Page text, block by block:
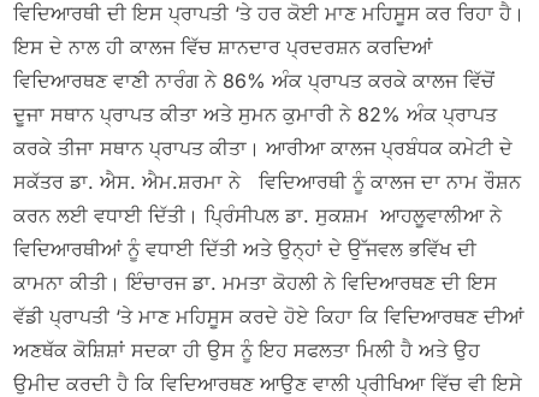
ਵਿਦਿਆਰਥੀ ਦੀ ਇਸ ਪ੍ਰਾਪਤੀ ‘ਤੇ ਹਰ ਕੋਈ ਮਾਣ ਮਹਿਸੂਸ ਕਰ ਰਿਹਾ ਹੈ।
ਇਸ ਦੇ ਨਾਲ ਹੀ ਕਾਲਜ ਵਿੱਚ ਸ਼ਾਨਦਾਰ ਪ੍ਰਦਰਸ਼ਨ ਕਰਦਿਆਂ
ਵਿਦਿਆਰਥਣ ਵਾਣੀ ਨਾਰੰਗ ਨੇ 86% ਅੰਕ ਪ੍ਰਾਪਤ ਕਰਕੇ ਕਾਲਜ ਵਿੱਚੋਂ
ਦੂਜਾ ਸਥਾਨ ਪ੍ਰਾਪਤ ਕੀਤਾ ਅਤੇ ਸੁਮਨ ਕੁਮਾਰੀ ਨੇ 82% ਅੰਕ ਪ੍ਰਾਪਤ
ਕਰਕੇ ਤੀਜਾ ਸਥਾਨ ਪ੍ਰਾਪਤ ਕੀਤਾ। ਆਰੀਆ ਕਾਲਜ ਪ੍ਰਬੰਧਕ ਕਮੇਟੀ ਦੇ
ਸਕੱਤਰ ਡਾ. ਐਸ. ਐਮ.ਸ਼ਰਮਾ ਨੇ ਵਿਦਿਆਰਥੀ ਨੂੰ ਕਾਲਜ ਦਾ ਨਾਮ ਰੌਸ਼ਨ
ਕਰਨ ਲਈ ਵਧਾਈ ਦਿੱਤੀ। ਪ੍ਰਿੰਸੀਪਲ ਡਾ. ਸੁਕਸ਼ਮ ਆਹਲੂਵਾਲੀਆ ਨੇ
ਵਿਦਿਆਰਥੀਆਂ ਨੂੰ ਵਧਾਈ ਦਿੱਤੀ ਅਤੇ ਉਨ੍ਹਾਂ ਦੇ ਉੱਜਵਲ ਭਵਿੱਖ ਦੀ
ਕਾਮਨਾ ਕੀਤੀ। ਇੰਚਾਰਜ ਡਾ. ਮਮਤਾ ਕੋਹਲੀ ਨੇ ਵਿਦਿਆਰਥਣ ਦੀ ਇਸ
ਵੱਡੀ ਪ੍ਰਾਪਤੀ ‘ਤੇ ਮਾਣ ਮਹਿਸੂਸ ਕਰਦੇ ਹੋਏ ਕਿਹਾ ਕਿ ਵਿਦਿਆਰਥਣ ਦੀਆਂ
ਅਣਥੱਕ ਕੋਸ਼ਿਸ਼ਾਂ ਸਦਕਾ ਹੀ ਉਸ ਨੂੰ ਇਹ ਸਫਲਤਾ ਮਿਲੀ ਹੈ ਅਤੇ ਉਹ
ਉਮੀਦ ਕਰਦੀ ਹੈ ਕਿ ਵਿਦਿਆਰਥਣ ਆਉਣ ਵਾਲੀ ਪ੍ਰੀਖਿਆ ਵਿੱਚ ਵੀ ਇਸੇ